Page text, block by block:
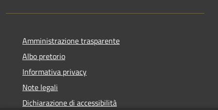
Amministrazione trasparente
Albo pretorio
Informativa privacy
Note legali
Dichiarazione di accessibilità